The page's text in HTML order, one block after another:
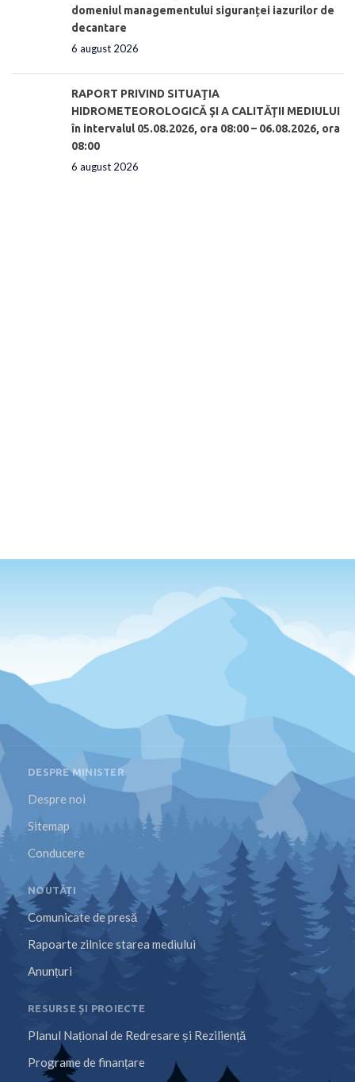
domeniul managementului siguranței iazurilor de
decantare
6 august 2026
RAPORT PRIVIND SITUAŢIA
HIDROMETEOROLOGICĂ ŞI A CALITĂŢII MEDIULUI
în intervalul 05.08.2026, ora 08:00 – 06.08.2026, ora
08:00
6 august 2026
DESPRE MINISTER
Despre noi
Sitemap
Conducere
NOUTĂȚI
Comunicate de presă
Rapoarte zilnice starea mediului
Anunțuri
RESURSE ȘI PROIECTE
Planul Național de Redresare și Reziliență
Programe de finanțare